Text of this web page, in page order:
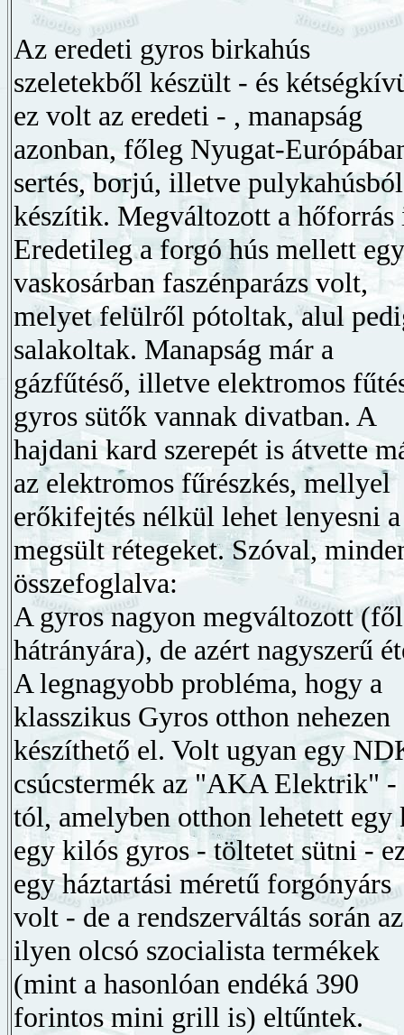
Az eredeti gyros birkahús
szeletekből készült - és
ez volt az eredeti - , manapság
azonban, főleg Nyugat-
sertés, borjú, illetve pulykahúsból
készítik. Megváltozott a hőforrás
Eredetileg a forgó hús mellett egy
vaskosárban faszénparázs volt,
melyet felülről pótoltak, alul
salakoltak. Manapság már a
gázfűtéső, illetve elektromos
gyros sütők vannak divatban. A
hajdani kard szerepét is átvette
az elektromos fűrészkés, mellyel
erőkifejtés nélkül lehet lenyesni a
megsült rétegeket. Szóval,
összefoglalva:
A gyros nagyon megváltozott
hátrányára), de azért nagyszerű
A legnagyobb probléma, hogy a
klasszikus Gyros otthon nehezen
készíthető el. Volt ugyan egy
csúcstermék az "AKA Elektrik" -
tól, amelyben otthon lehetett egy
egy kilós gyros - töltetet sütni -
egy háztartási méretű forgónyárs
volt - de a rendszerváltás során az
ilyen olcsó szocialista termékek
(mint a hasonlóan endéká 390
forintos mini grill is) eltűntek.